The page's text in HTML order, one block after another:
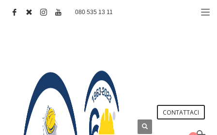
080 535 13 11
CONTATTACI